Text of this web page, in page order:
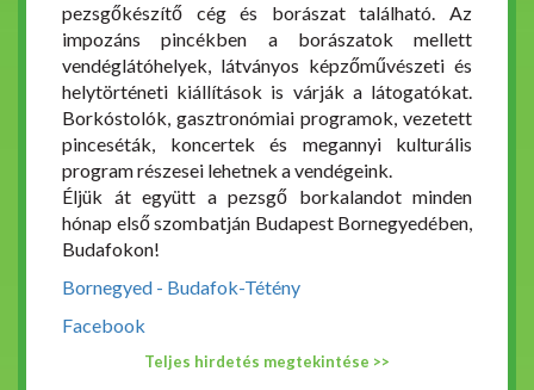
pezsgőkészítő cég és borászat található. Az
impozáns pincékben a borászatok mellett
vendéglátóhelyek, látványos képzőművészeti és
helytörténeti kiállítások is várják a látogatókat.
Borkóstolók, gasztronómiai programok, vezetett
pinceséták, koncertek és megannyi kulturális
program részesei lehetnek a vendégeink.
Éljük át együtt a pezsgő borkalandot minden
hónap első szombatján Budapest Bornegyedében,
Budafokon!
Bornegyed - Budafok-Tétény
Facebook
Teljes hirdetés megtekintése >>